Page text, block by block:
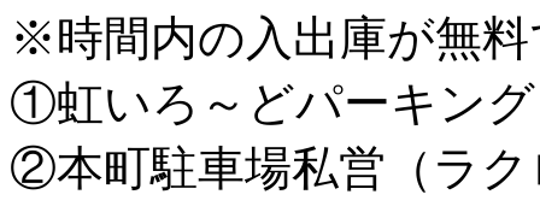
※時間内の入出庫が無
①虹いろ～どパーキング
②本町駐車場私営（ラク